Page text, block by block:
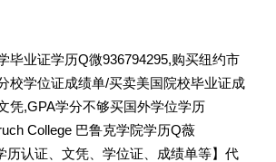
毕业证学历Q微936794295,购买纽约市
校学位证成绩单/买卖美国院校毕业证成
凭,GPA学分不够买国外学位学历
College 巴鲁克学院学历Q薇
历认证、文凭、学位证、成绩单等】代